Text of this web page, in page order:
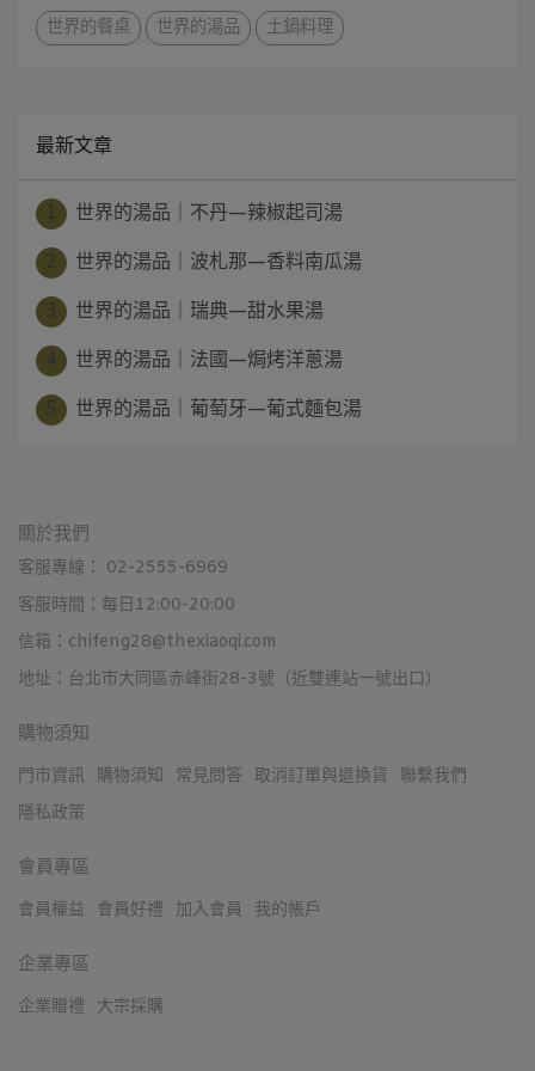
世界的餐桌 世界的湯品 土鍋料理
最新文章
世界的湯品｜不丹—辣椒起司湯
世界的湯品｜波札那—香料南瓜湯
世界的湯品｜瑞典—甜水果湯
世界的湯品｜法國—焗烤洋蔥湯
世界的湯品｜葡萄牙—葡式麵包湯
關於我們
客服專線： 02-2555-6969
客服時間：每日12:00-20:00
信箱：chifeng28@thexiaoqi.com
地址：台北市大同區赤峰街28-3號（近雙連站一號出口）
購物須知
門市資訊 購物須知 常見問答 取消訂單與退換貨
聯繫我們
隱私政策
會員專區
會員權益 會員好禮 加入會員 我的帳戶
企業專區
企業贈禮 大宗採購